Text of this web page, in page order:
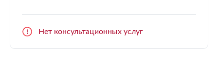
Нет консультационных услуг